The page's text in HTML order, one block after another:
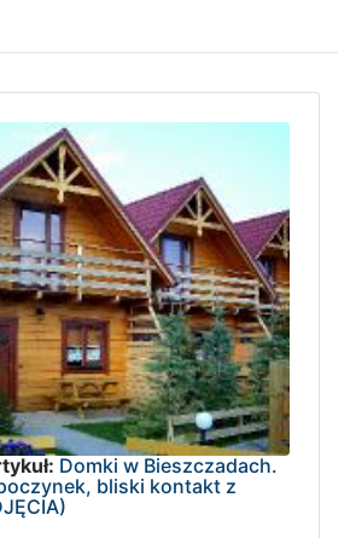
Domki w Bieszczadach.
bliski kontakt z